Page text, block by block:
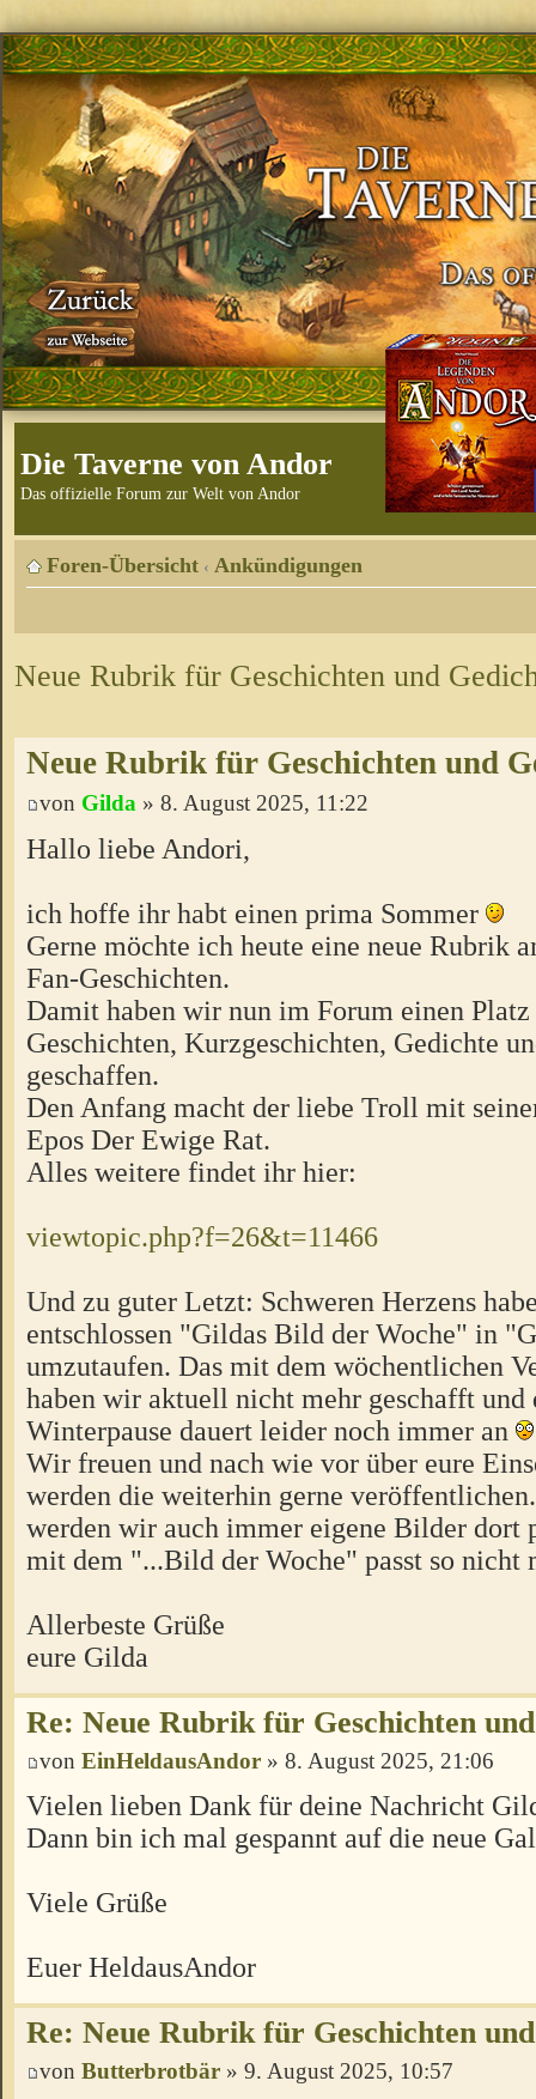
Die Taverne von Andor
Das offizielle Forum zur Welt von Andor
Foren-Übersicht ‹ Ankündigungen
Neue Rubrik für Geschichten und
Neue Rubrik für Geschichten und
von Gilda » 8. August 2025, 11:22
Hallo liebe Andori,
ich hoffe ihr habt einen prima Sommer
Gerne möchte ich heute eine neue Rubrik
Fan-Geschichten.
Damit haben wir nun im Forum einen
Geschichten, Kurzgeschichten, Gedichte
geschaffen.
Den Anfang macht der liebe Troll mit
Epos Der Ewige Rat.
Alles weitere findet ihr hier:
viewtopic.php?f=26&t=11466
Und zu guter Letzt: Schweren Herzens
entschlossen "Gildas Bild der Woche" in
umzutaufen. Das mit dem wöchentlichen
haben wir aktuell nicht mehr geschafft und
Winterpause dauert leider noch immer an
Wir freuen und nach wie vor über eure
werden die weiterhin gerne
werden wir auch immer eigene Bilder dort
mit dem "...Bild der Woche" passt so nicht
Allerbeste Grüße
eure Gilda
Re: Neue Rubrik für Geschichten
von EinHeldausAndor » 8. August 2025, 21:06
Vielen lieben Dank für deine Nachricht
Dann bin ich mal gespannt auf die neue
Viele Grüße
Euer HeldausAndor
Re: Neue Rubrik für Geschichten
von Butterbrotbär » 9. August 2025, 10:57